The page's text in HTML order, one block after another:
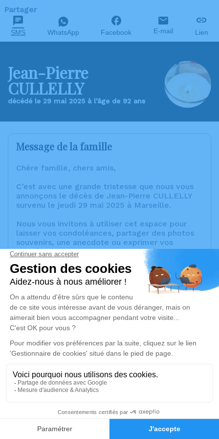
Faire-part Hommages
Partager
SMS WhatsApp Facebook E-mail Lien
Jean-Pierre
CULLELLY
décédé le 29 mai 2025 à l'âge de 92 ans
Message de la famille
Chère famille, chers amis,
C’est avec une grande tristesse que nous vous
annonçons le décès de Jean-Pierre CULLELLY
survenu le jeudi 29 mai 2025 à Marseille.
Nous vous invitons à utiliser cet espace pour
laisser vos condoléances, partager des photos
souvenirs, une anecdote ou exprimer vos
pensées à travers des poèmes ou des textes.
Cet endroit est un lieu d'expression dédié à
honorer la mémoire de Jean-Pierre CULLELLY.
Un service de plantation d’arbre hommage est
disponible ici.
Cérémonie religieuse
Chambre Funéraire Baldassano de
Septèmes-les-Vallons
13240 Septèmes-les-Vallons